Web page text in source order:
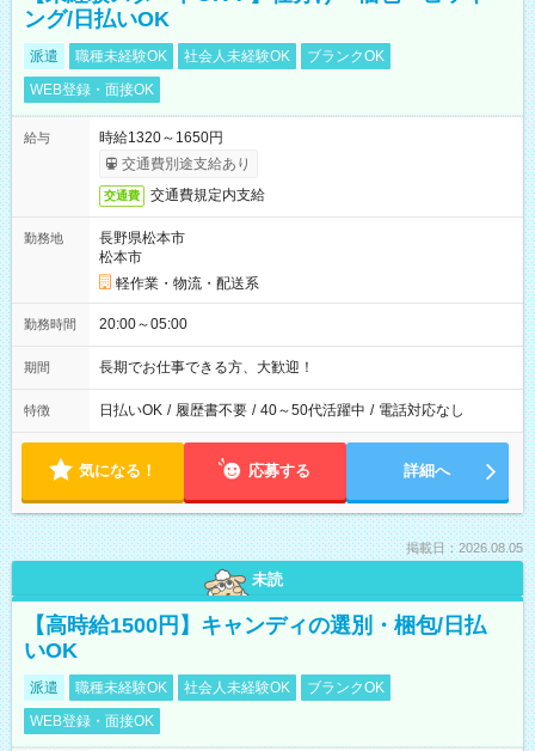
ング/日払いOK
派遣 職種未経験OK 社会人未経験OK
ブランクOK
WEB登録・面接OK
給与
時給1320～1650円
交通費別途支給あり
交通費 交通費規定内支給
勤務地
長野県松本市
松本市
軽作業・物流・配送系
勤務時間 20:00～05:00
期間 長期でお仕事できる方、大歓迎！
特徴 日払いOK / 履歴書不要 / 40～50代活躍中 / 電話対応なし
気になる！ 応募する 詳細へ
掲載日：2026.08.05
未読
【高時給1500円】キャンディの選別・梱包/日払
いOK
派遣 職種未経験OK 社会人未経験OK
ブランクOK
WEB登録・面接OK